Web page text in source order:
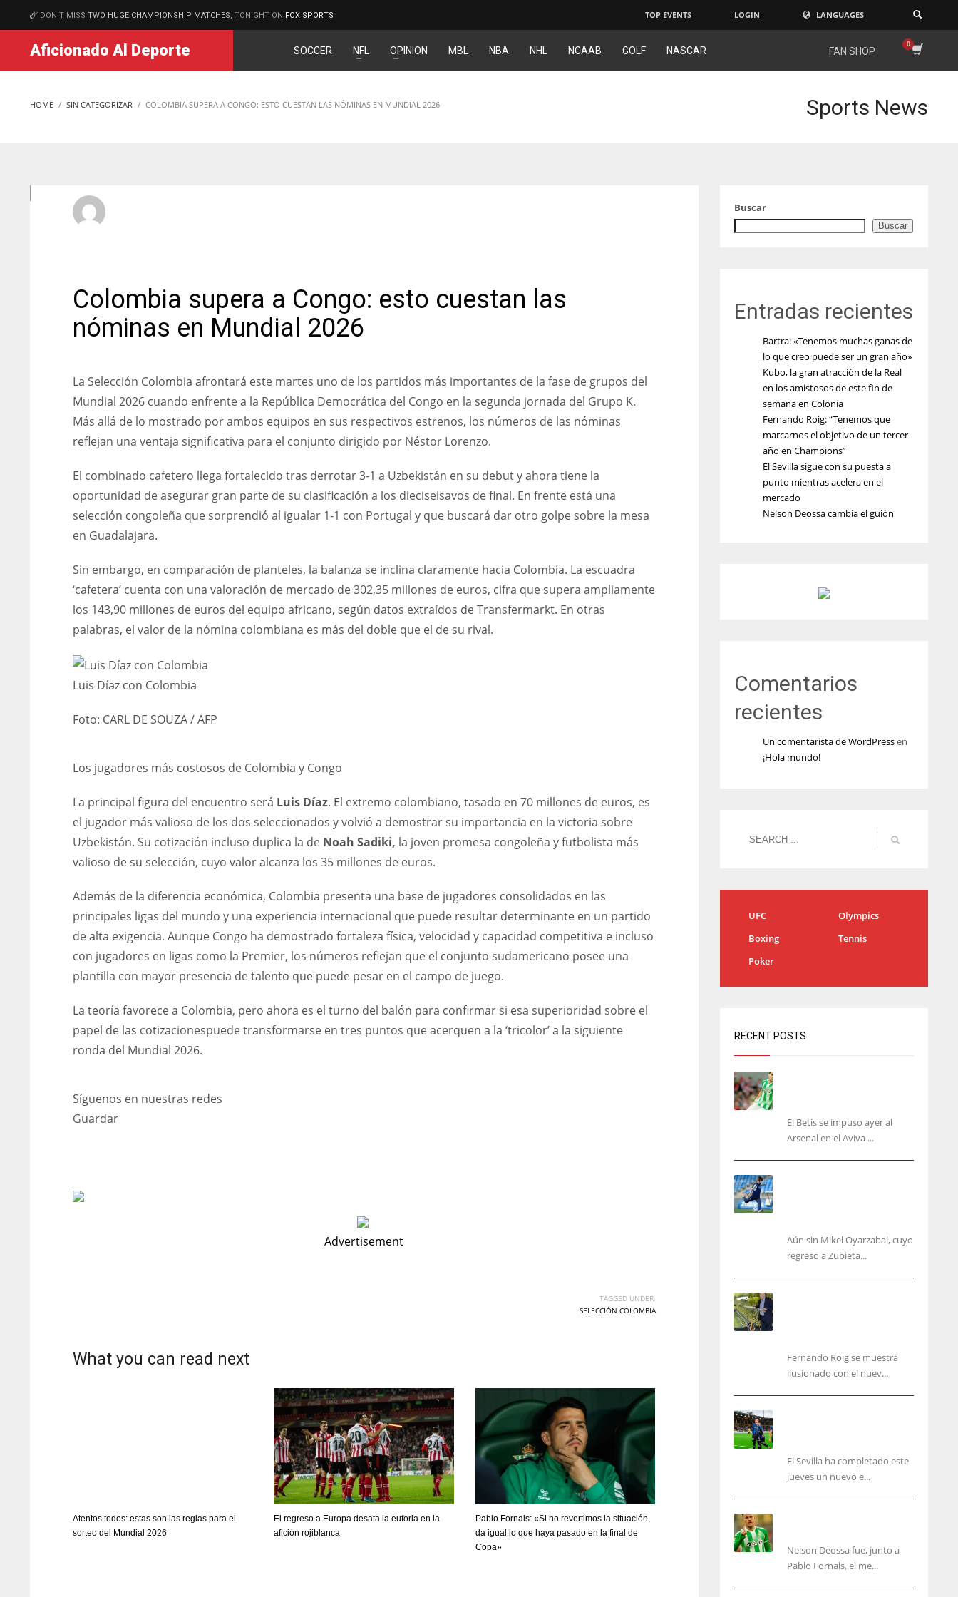
MATCHES
DEN NYG DAL
DON'T MISS TWO HUGE CHAMPIONSHIP MATCHES , TONIGHT ON FOX SPORTS TOP EVENTS LOGIN LANGUAGES
Aficionado Al Deporte SOCCER NFL OPINION MBL NBA NHL NCAAB GOLF NASCAR FAN SHOP
HOME SIN CATEGORIZAR COLOMBIA SUPERA A CONGO: ESTO CUESTAN LAS NÓMINAS EN MUNDIAL 2026 Sports News
Colombia supera a Congo: esto cuestan las
nóminas en Mundial 2026
La Selección Colombia afrontará este martes uno de los partidos más importantes de la fase de grupos del
Mundial 2026 cuando enfrente a la República Democrática del Congo en la segunda jornada del Grupo K.
Más allá de lo mostrado por ambos equipos en sus respectivos estrenos, los números de las nóminas
reflejan una ventaja significativa para el conjunto dirigido por Néstor Lorenzo.
El combinado cafetero llega fortalecido tras derrotar 3-1 a Uzbekistán en su debut y ahora tiene la
oportunidad de asegurar gran parte de su clasificación a los dieciseisavos de final. En frente está una
selección congoleña que sorprendió al igualar 1-1 con Portugal y que buscará dar otro golpe sobre la mesa
en Guadalajara.
Sin embargo, en comparación de planteles, la balanza se inclina claramente hacia Colombia. La escuadra
‘cafetera’ cuenta con una valoración de mercado de 302,35 millones de euros, cifra que supera ampliamente
los 143,90 millones de euros del equipo africano, según datos extraídos de Transfermarkt. En otras
palabras, el valor de la nómina colombiana es más del doble que el de su rival.
Luis Díaz con Colombia
Foto: CARL DE SOUZA / AFP
Los jugadores más costosos de Colombia y Congo
La principal figura del encuentro será Luis Díaz. El extremo colombiano, tasado en 70 millones de euros, es
el jugador más valioso de los dos seleccionados y volvió a demostrar su importancia en la victoria sobre
Uzbekistán. Su cotización incluso duplica la de Noah Sadiki, la joven promesa congoleña y futbolista más
valioso de su selección, cuyo valor alcanza los 35 millones de euros.
Además de la diferencia económica, Colombia presenta una base de jugadores consolidados en las
principales ligas del mundo y una experiencia internacional que puede resultar determinante en un partido
de alta exigencia. Aunque Congo ha demostrado fortaleza física, velocidad y capacidad competitiva e incluso
con jugadores en ligas como la Premier, los números reflejan que el conjunto sudamericano posee una
plantilla con mayor presencia de talento que puede pesar en el campo de juego.
La teoría favorece a Colombia, pero ahora es el turno del balón para confirmar si esa superioridad sobre el
papel de las cotizacionespuede transformarse en tres puntos que acerquen a la ‘tricolor’ a la siguiente
ronda del Mundial 2026.
Síguenos en nuestras redes
Guardar
Advertisement
TAGGED UNDER:
SELECCIÓN COLOMBIA
What you can read next
Atentos todos: estas son las reglas para el
sorteo del Mundial 2026
El regreso a Europa desata la euforia en la
afición rojiblanca
Pablo Fornals: «Si no revertimos la situación,
da igual lo que haya pasado en la final de
Copa»
Buscar
Buscar
Entradas recientes
Bartra: «Tenemos muchas ganas de
lo que creo puede ser un gran año»
Kubo, la gran atracción de la Real
en los amistosos de este fin de
semana en Colonia
Fernando Roig: “Tenemos que
marcarnos el objetivo de un tercer
año en Champions”
El Sevilla sigue con su puesta a
punto mientras acelera en el
mercado
Nelson Deossa cambia el guión
Comentarios
recientes
Un comentarista de WordPressen
¡Hola mundo!
UFC
Olympics
Boxing
Tennis
Poker
RECENT POSTS
El Betis se impuso ayer al
Arsenal en el Aviva ...
Aún sin Mikel Oyarzabal, cuyo
regreso a Zubieta...
Fernando Roig se muestra
ilusionado con el nuev...
El Sevilla ha completado este
jueves un nuevo e...
Nelson Deossa fue, junto a
Pablo Fornals, el me...